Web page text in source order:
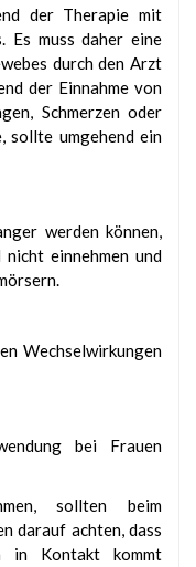
der Therapie mit
Es muss daher eine
durch den Arzt
der Einnahme von
Schmerzen oder
sollte umgehend ein
werden können,
einnehmen und
Wechselwirkungen
bei Frauen
sollten beim
darauf achten, dass
in Kontakt kommt